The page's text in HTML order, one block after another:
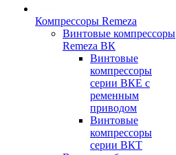
Компрессоры Remeza
Винтовые компрессоры
Remeza ВК
Винтовые
компрессоры
серии ВКЕ с
ременным
приводом
Винтовые
компрессоры
серии ВКТ